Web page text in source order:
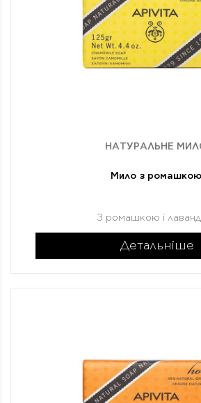
НАТУРАЛЬНЕ
Мило з ромашкою
З ромашкою і
Детальніше